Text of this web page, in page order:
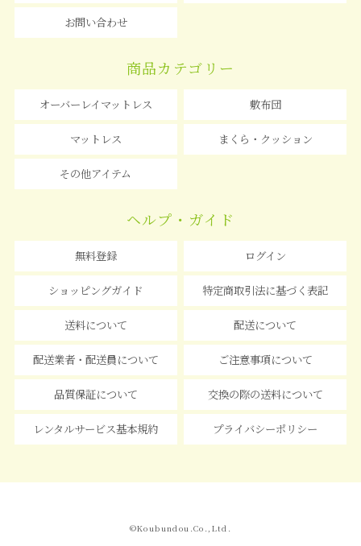
お問い合わせ
商品カテゴリー
オーバーレイマットレス 敷布団
マットレス まくら・クッション
その他アイテム
ヘルプ・ガイド
無料登録 ログイン
ショッピングガイド 特定商取引法に基づく表記
送料について 配送について
配送業者・配送員について ご注意事項について
品質保証について 交換の際の送料について
レンタルサービス基本規約 プライバシーポリシー
©Koubundou.Co.,Ltd.